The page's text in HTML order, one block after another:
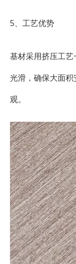
5、工艺优势
基材采用挤压工
光滑，确保大面
观。